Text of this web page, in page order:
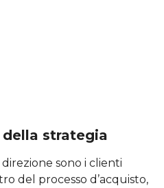
strategia
sono i clienti
del processo d’acquisto,